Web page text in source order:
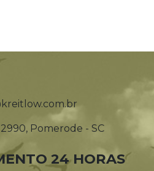
Pomerode - SC
24 HORAS